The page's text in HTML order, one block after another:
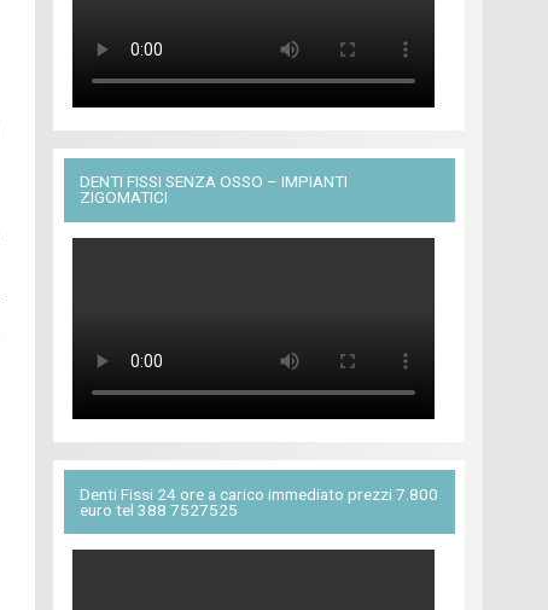
DENTI FISSI SENZA OSSO – IMPIANTI
ZIGOMATICI
Denti Fissi 24 ore a carico immediato prezzi 7.800
euro tel 388 7527525